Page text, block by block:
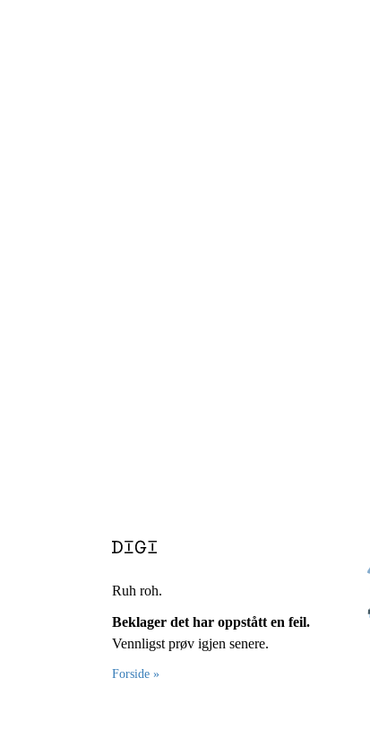
Ruh roh.
Beklager det har oppstått en feil.
Vennligst prøv igjen senere.
Forside »